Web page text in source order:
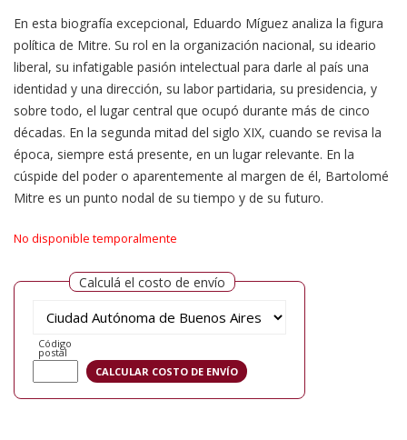
En esta biografía excepcional, Eduardo Míguez analiza la figura
política de Mitre. Su rol en la organización nacional, su ideario
liberal, su infatigable pasión intelectual para darle al país una
identidad y una dirección, su labor partidaria, su presidencia, y
sobre todo, el lugar central que ocupó durante más de cinco
décadas. En la segunda mitad del siglo XIX, cuando se revisa la
época, siempre está presente, en un lugar relevante. En la
cúspide del poder o aparentemente al margen de él, Bartolomé
Mitre es un punto nodal de su tiempo y de su futuro.
No disponible temporalmente
Calculá el costo de envío
Código
postal